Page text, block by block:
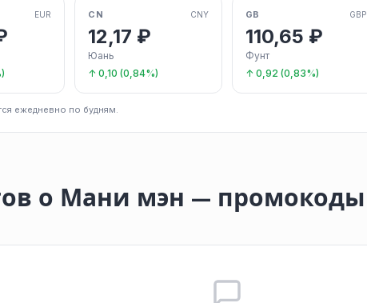
EUR CN CNY
12,17 ₽
Юань
↑ 0,10 (0,84%)
GB GBP
110,65 ₽
Фунт
↑ 0,92 (0,83%)
ежедневно по будням.
о Мани мэн — промокоды